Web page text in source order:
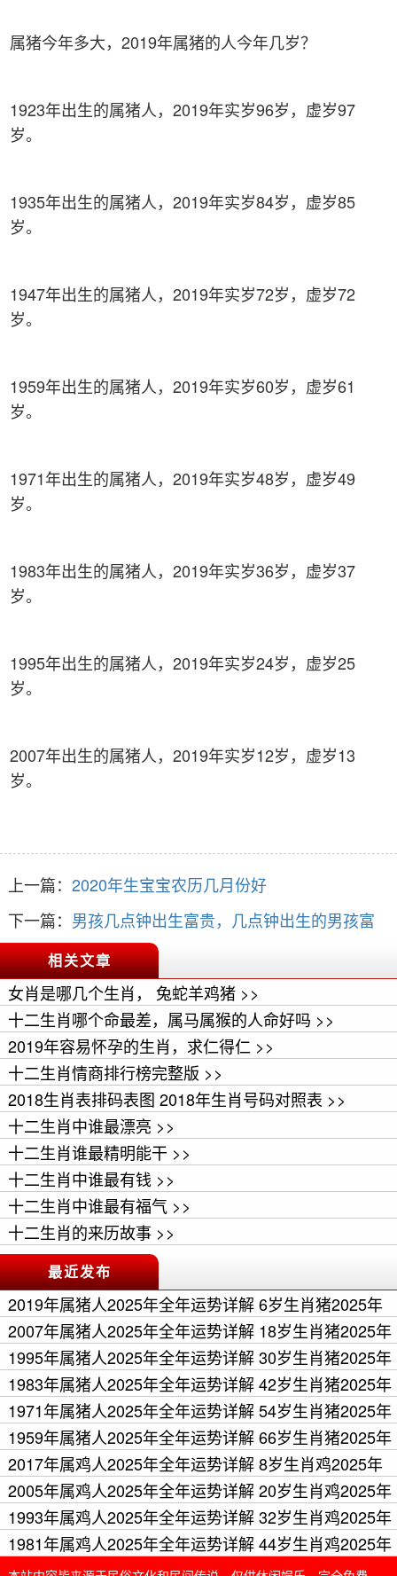
属猪今年多大，2019年属猪的人今年几岁？
1923年出生的属猪人，2019年实岁96岁，虚岁97
岁。
1935年出生的属猪人，2019年实岁84岁，虚岁85
岁。
1947年出生的属猪人，2019年实岁72岁，虚岁72
岁。
1959年出生的属猪人，2019年实岁60岁，虚岁61
岁。
1971年出生的属猪人，2019年实岁48岁，虚岁49
岁。
1983年出生的属猪人，2019年实岁36岁，虚岁37
岁。
1995年出生的属猪人，2019年实岁24岁，虚岁25
岁。
2007年出生的属猪人，2019年实岁12岁，虚岁13
岁。
上一篇： 2020年生宝宝农历几月份好
下一篇： 男孩几点钟出生富贵，几点钟出生的男孩富
贵不断相关文章
女肖是哪几个生肖， 兔蛇羊鸡猪 >>
十二生肖哪个命最差，属马属猴的人命好吗 >>
2019年容易怀孕的生肖，求仁得仁 >>
十二生肖情商排行榜完整版 >>
2018生肖表排码表图 2018年生肖号码对照表 >>
十二生肖中谁最漂亮 >>
十二生肖谁最精明能干 >>
十二生肖中谁最有钱 >>
十二生肖中谁最有福气 >>
十二生肖的来历故事 >>
最近发布
2019年属猪人2025年全年运势详解 6岁生肖猪2025年
每月运程 >>
2007年属猪人2025年全年运势详解 18岁生肖猪2025年
每月运程 >>
1995年属猪人2025年全年运势详解 30岁生肖猪2025年
每月运程 >>
1983年属猪人2025年全年运势详解 42岁生肖猪2025年
每月运程 >>
1971年属猪人2025年全年运势详解 54岁生肖猪2025年
每月运程 >>
1959年属猪人2025年全年运势详解 66岁生肖猪2025年
每月运程 >>
2017年属鸡人2025年全年运势详解 8岁生肖鸡2025年
每月运程 >>
2005年属鸡人2025年全年运势详解 20岁生肖鸡2025年
每月运程 >>
1993年属鸡人2025年全年运势详解 32岁生肖鸡2025年
每月运程 >>
1981年属鸡人2025年全年运势详解 44岁生肖鸡2025年
每月运程 >>